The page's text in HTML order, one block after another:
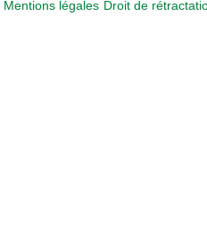
Mentions légales Droit de